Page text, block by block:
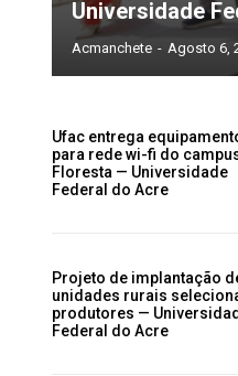
Universidade
Acmanchete - Agosto 6,
Ufac entrega
para rede wi-fi do
Floresta — Universidade
Federal do Acre
Projeto de implantação
unidades rurais
produtores —
Federal do Acre